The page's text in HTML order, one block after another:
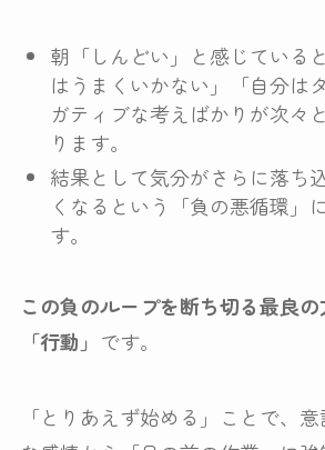
朝「しんどい」と感じている
はうまくいかない」「自分は
ガティブな考えばかりが次々
ります。
結果として気分がさらに落ち
くなるという「負の悪循環」
す。
この負のループを断ち切る最良の
「行動」 です。
「とりあえず始める」ことで、